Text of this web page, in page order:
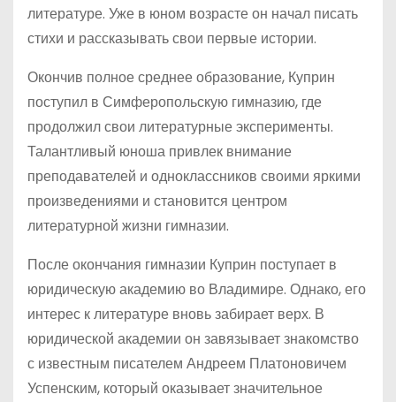
литературе. Уже в юном возрасте он начал писать
стихи и рассказывать свои первые истории.
Окончив полное среднее образование, Куприн
поступил в Симферопольскую гимназию, где
продолжил свои литературные эксперименты.
Талантливый юноша привлек внимание
преподавателей и одноклассников своими яркими
произведениями и становится центром
литературной жизни гимназии.
После окончания гимназии Куприн поступает в
юридическую академию во Владимире. Однако, его
интерес к литературе вновь забирает верх. В
юридической академии он завязывает знакомство
с известным писателем Андреем Платоновичем
Успенским, который оказывает значительное